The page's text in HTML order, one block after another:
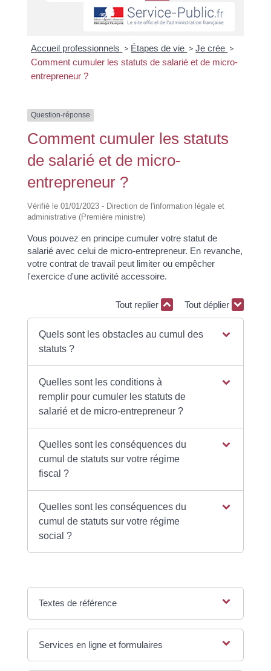
Accueil professionnels > Étapes de vie > Je crée >
Comment cumuler les statuts de salarié et de micro-
entrepreneur ?
Question-réponse
Comment cumuler les statuts
de salarié et de micro-
entrepreneur ?
Vérifié le 01/01/2023 - Direction de l'information légale et
administrative (Première ministre)
Vous pouvez en principe cumuler votre statut de
salarié avec celui de micro-entrepreneur. En revanche,
votre contrat de travail peut limiter ou empêcher
l'exercice d'une activité accessoire.
Tout replier Tout déplier
Quels sont les obstacles au cumul des
statuts ?
Quelles sont les conditions à
remplir pour cumuler les statuts de
salarié et de micro-entrepreneur ?
Quelles sont les conséquences du
cumul de statuts sur votre régime
fiscal ?
Quelles sont les conséquences du
cumul de statuts sur votre régime
social ?
Textes de référence
Services en ligne et formulaires